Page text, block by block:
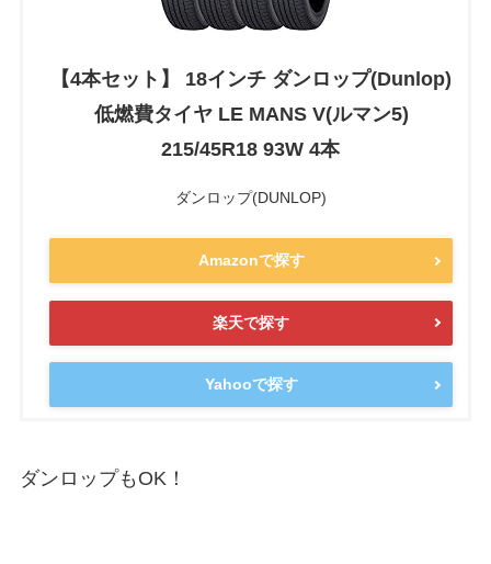
【4本セット】 18インチ ダンロップ(Dunlop)
低燃費タイヤ LE MANS V(ルマン5)
215/45R18 93W 4本
ダンロップ(DUNLOP)
Amazonで探す
楽天で探す
Yahooで探す
ダンロップもOK！